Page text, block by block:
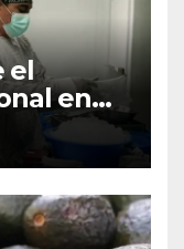
el
en